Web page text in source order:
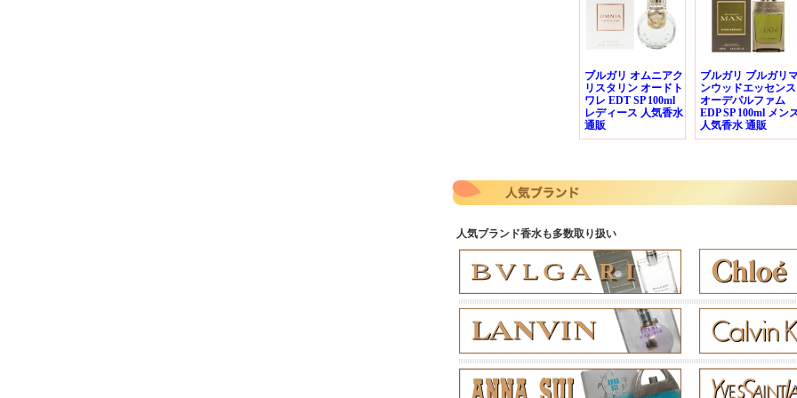
ブルガリ オムニアク
リスタリン オードト
ワレ EDT SP 100ml
レディース 人気香水
通販
ブルガリ ブルガリ
ンウッドエッセンス
オーデパルファム
EDP SP 100ml メン
人気香水 通販
人気ブランド香水も多数取り扱い